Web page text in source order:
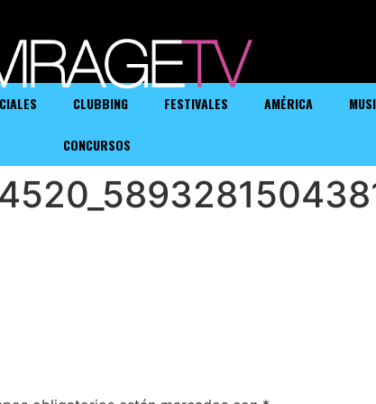
CLUBBING FESTIVALES AMÉRICA
CONCURSOS